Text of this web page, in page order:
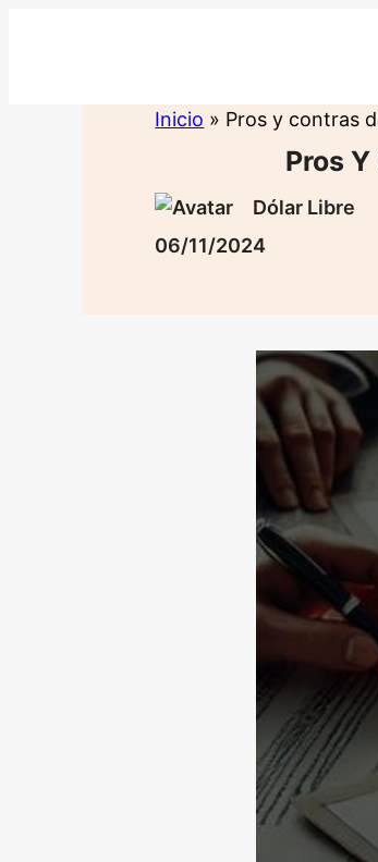
Inicio » Pros y contras
Pros
Dólar Libre
06/11/2024